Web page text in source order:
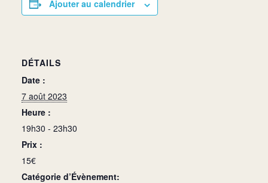
Ajouter au calendrier
DÉTAILS
Date :
7 août 2023
Heure :
19h30 - 23h30
Prix :
15€
Catégorie d’Évènement: